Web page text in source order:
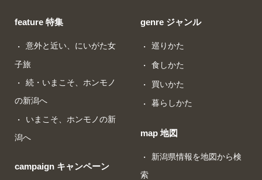
feature 特集
意外と近い、にいがた女
子旅
続・いまこそ、ホンモノ
の新潟へ
いまこそ、ホンモノの新
潟へ
campaign キャンペーン
genre ジャンル
巡りかた
食しかた
買いかた
暮らしかた
map 地図
新潟県情報を地図から検
索